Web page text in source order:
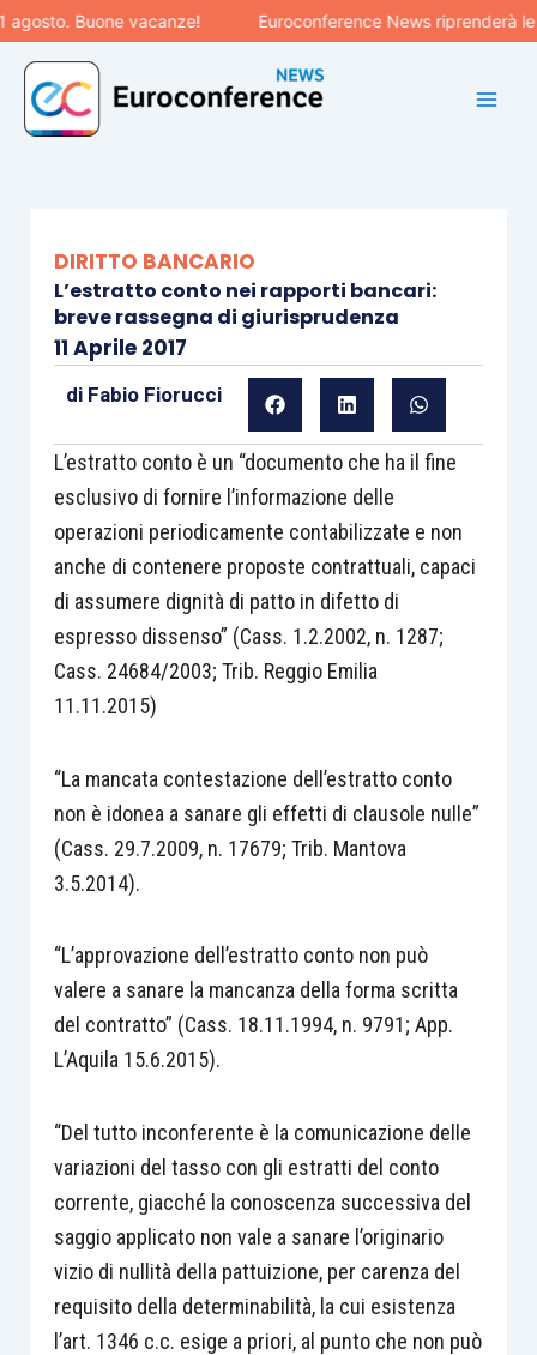
Vai
al
contenuto
Buone vacanze! Euroconference News riprenderà le
DIRITTO BANCARIO
L’estratto conto nei rapporti bancari:
breve rassegna di giurisprudenza
11 Aprile 2017
di Fabio Fiorucci
L’estratto conto è un “documento che ha il fine
esclusivo di fornire l’informazione delle
operazioni periodicamente contabilizzate e non
anche di contenere proposte contrattuali, capaci
di assumere dignità di patto in difetto di
espresso dissenso” (Cass. 1.2.2002, n. 1287;
Cass. 24684/2003; Trib. Reggio Emilia
11.11.2015)
“La mancata contestazione dell’estratto conto
non è idonea a sanare gli effetti di clausole nulle”
(Cass. 29.7.2009, n. 17679; Trib. Mantova
3.5.2014).
“L’approvazione dell’estratto conto non può
valere a sanare la mancanza della forma scritta
del contratto” (Cass. 18.11.1994, n. 9791; App.
L’Aquila 15.6.2015).
“Del tutto inconferente è la comunicazione delle
variazioni del tasso con gli estratti del conto
corrente, giacché la conoscenza successiva del
saggio applicato non vale a sanare l’originario
vizio di nullità della pattuizione, per carenza del
requisito della determinabilità, la cui esistenza
l’art. 1346 c.c. esige a priori, al punto che non può